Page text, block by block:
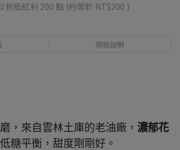
折抵紅利 200 點 (約等於 NT$200 )
規格說明
，來自雲林土庫的老油廠， 濃郁花
低糖平衡，甜度剛剛好。